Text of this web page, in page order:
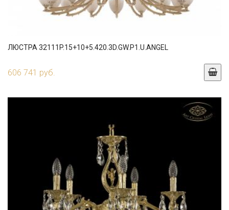
ЛЮСТРА 32111P.15+10+5.420.3D.GW.P1.U.ANGEL
606 741 руб.